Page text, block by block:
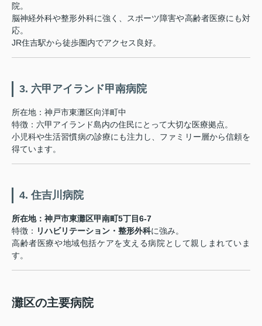
院。
脳神経外科や整形外科に強く、スポーツ障害や高齢者医療にも対
応。
JR住吉駅から徒歩圏内でアクセス良好。
3. 六甲アイランド甲南病院
所在地：神戸市東灘区向洋町中
特徴：六甲アイランド島内の住民にとって大切な医療拠点。
小児科や生活習慣病の診療にも注力し、ファミリー層から信頼を
得ています。
4. 住吉川病院
所在地：神戸市東灘区甲南町5丁目6-7
特徴： リハビリテーション・整形外科に強み。
高齢者医療や地域包括ケアを支える病院として親しまれていま
す。
灘区の主要病院